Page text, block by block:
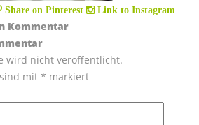
Share on Pinterest Link to Instagram
Kommentar
wird nicht veröffentlicht.
mit * markiert